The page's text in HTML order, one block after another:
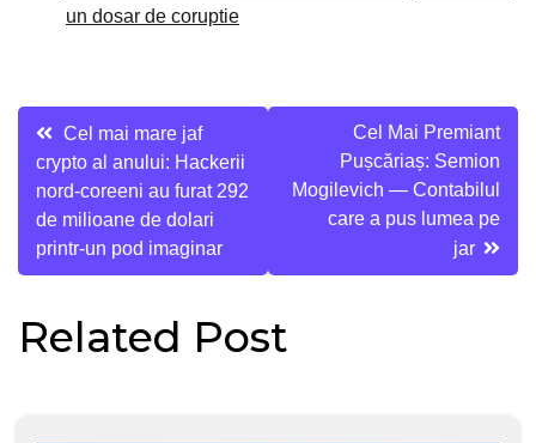
un dosar de coruptie
Navigare
în
articole
Cel mai mare jaf
crypto al anului: Hackerii
nord-coreeni au furat 292
de milioane de dolari
printr-un pod imaginar
Cel Mai Premiant
Pușcăriaș: Semion
Mogilevich — Contabilul
care a pus lumea pe
jar
Related Post